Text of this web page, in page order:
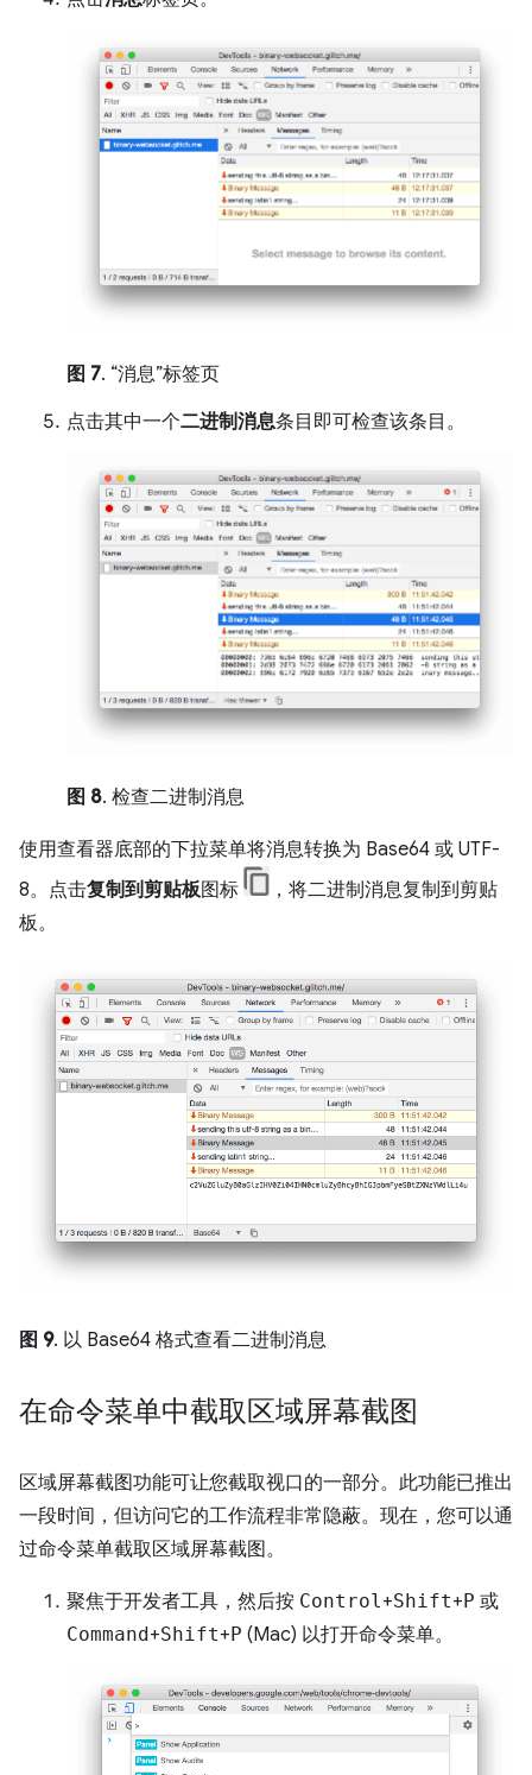
图 7. “消息”标签页
点击其中一个二进制消息条目即可检查该条目。
图 8. 检查二进制消息
使用查看器底部的下拉菜单将消息转换为 Base64 或 UTF-
8。点击复制到剪贴板图标
，将二进制消息复制到剪贴
板。
图 9. 以 Base64 格式查看二进制消息
在命令菜单中截取区域屏幕截图
区域屏幕截图功能可让您截取视口的一部分。此功能已推出
一段时间，但访问它的工作流程非常隐蔽。现在，您可以通
过命令菜单截取区域屏幕截图。
聚焦于开发者工具，然后按 Control+Shift+ P 或
Command+Shift+ P (Mac) 以打开命令菜单。